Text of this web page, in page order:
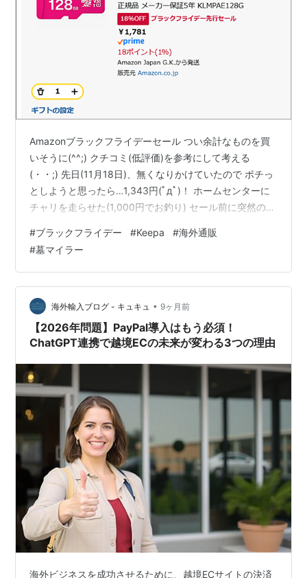
Amazonブラックフライデーセール つい余計なものを買
いそうに(^^;) クチコミ(低評価)を参考にして考える
(・・;) 先日(11月18日)、無くなりかけていたので ポチっ
としようと思ったら…1,343円(ﾟдﾟ)！ ホームセンターに
チャリを走らせた(1,000円でお釣り) セール前に突然の値
www.youtube.com 海外サイトでたまに買物 ここもブラ
ックフライデーでちょっぴりお得♪ 商品よりも送料の方が
高い(-_-;) 支払いはPayPal ChatGPTさんによると⤵
Googleフォトで「〇年前」の写真 アユタヤに…
#ブラックフライデー #Keepa #海外通販
#墓マイラー
海外輸入ブログ - キュキュ • 9ヶ月前
【2026年問題】PayPal導入はもう必須！
ChatGPT連携で越境ECの未来が変わる3つの理由
海外ビジネスを成功させるために、越境ECサイトの決済